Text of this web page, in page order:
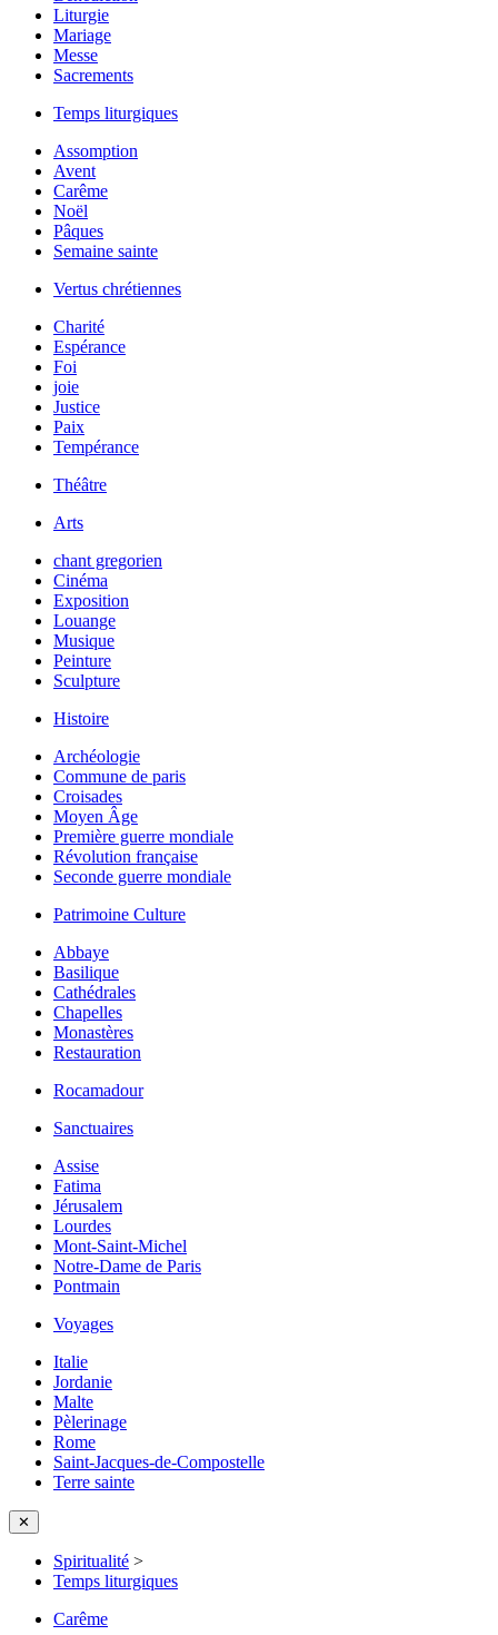
Liturgie
Mariage
Messe
Sacrements
Temps liturgiques
Assomption
Avent
Carême
Noël
Pâques
Semaine sainte
Vertus chrétiennes
Charité
Espérance
Foi
joie
Justice
Paix
Tempérance
Théâtre
Arts
chant gregorien
Cinéma
Exposition
Louange
Musique
Peinture
Sculpture
Histoire
Archéologie
Commune de paris
Croisades
Moyen Âge
Première guerre mondiale
Révolution française
Seconde guerre mondiale
Patrimoine Culture
Abbaye
Basilique
Cathédrales
Chapelles
Monastères
Restauration
Rocamadour
Sanctuaires
Assise
Fatima
Jérusalem
Lourdes
Mont-Saint-Michel
Notre-Dame de Paris
Pontmain
Voyages
Italie
Jordanie
Malte
Pèlerinage
Rome
Saint-Jacques-de-Compostelle
Terre sainte
✕
Spiritualité >
Temps liturgiques
Carême